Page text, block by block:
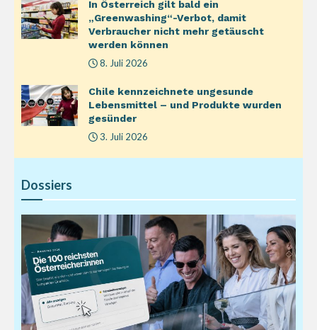
In Österreich gilt bald ein
„Greenwashing“-Verbot, damit
Verbraucher nicht mehr getäuscht
werden können
8. Juli 2026
Chile kennzeichnete ungesunde
Lebensmittel – und Produkte wurden
gesünder
3. Juli 2026
Dossiers